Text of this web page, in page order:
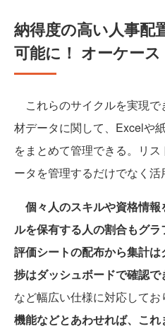
納得度の高い人事配
可能に！ オーケー
これらのサイクルを実現で
材データに関して、Excelや
をまとめて管理できる。リ
ータを管理するだけでなく活
個々人のスキルや資格情
ルを保有する人の割合もグ
評価シートの配布から集計
捗はダッシュボードで確認で
など幅広い仕様に対応してお
機能などとあわせれば、こ